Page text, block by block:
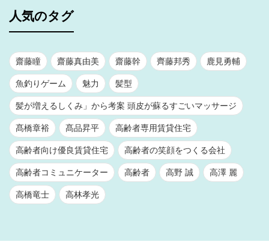
人気のタグ
齋藤瞳 齋藤真由美 齋藤幹 齊藤邦秀 鹿見勇輔
魚釣りゲーム 魅力 髪型
髪が増えるしくみ」から考案 頭皮が蘇るすごいマッサージ
髙橋章裕 髙品昇平 高齢者専用賃貸住宅
高齢者向け優良賃貸住宅 高齢者の笑顔をつくる会社
高齢者コミュニケーター 高齢者 高野 誠 高澤 麗
高橋竜士 高林孝光